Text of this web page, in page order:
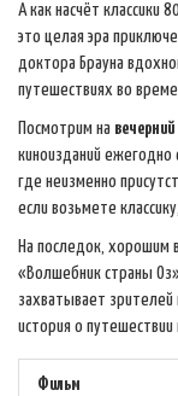
А как насчёт классики
это целая эра
доктора Брауна
путешествиях во
Посмотрим на
киноизданий ежегодно
где неизменно
если возьмете
На последок, хорошим
«Волшебник страны
захватывает зрителей
история о
Фильм